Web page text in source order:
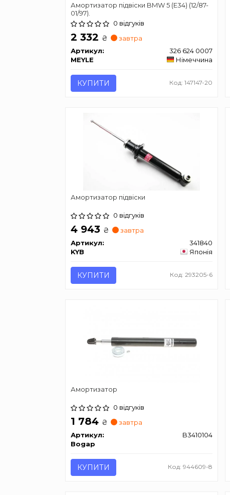
Амортизатор підвіски BMW 5 (E34) (12/87-
01/97).
0 відгуків
2 332 ₴
завтра
Артикул:
326 624 0007
MEYLE
Німеччина
КУПИТИ Код: 147147-20
Амортизатор підвіски
0 відгуків
4 943 ₴
завтра
Артикул:
341840
KYB
Японія
КУПИТИ Код: 293205-6
Амортизатор
0 відгуків
1 784 ₴
завтра
Артикул:
B3410104
Bogap
КУПИТИ Код: 944609-8